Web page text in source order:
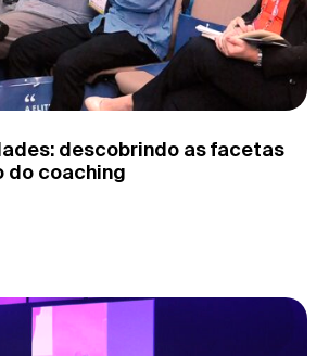
descobrindo as facetas
do coaching